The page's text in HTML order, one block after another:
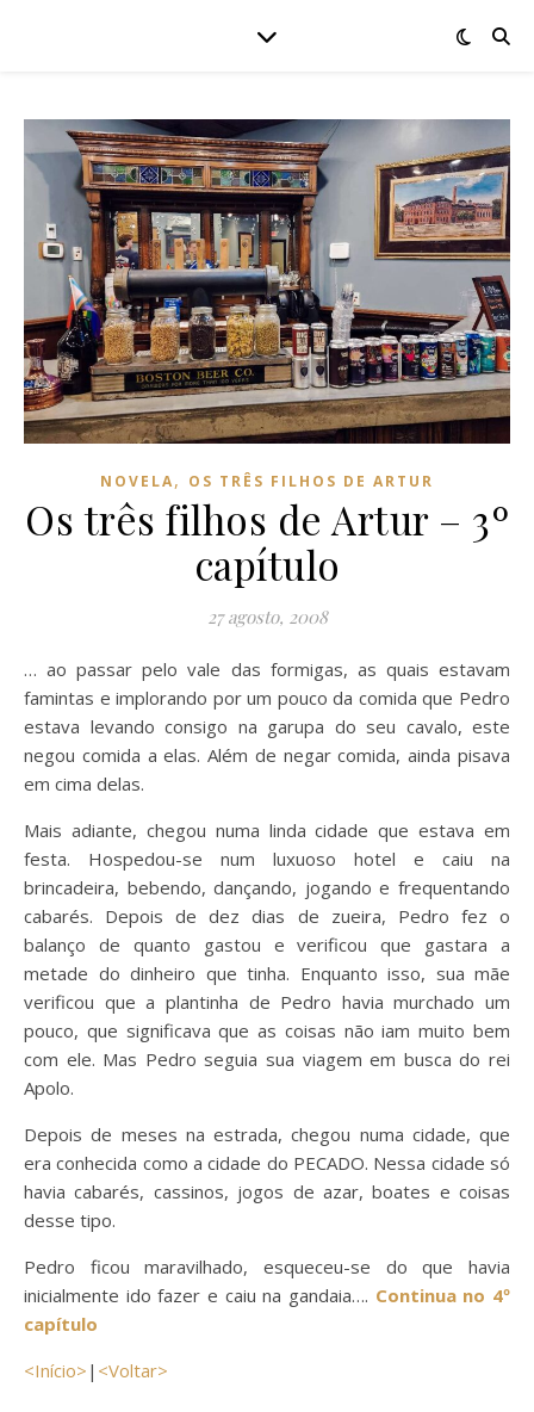
NOVELA, OS TRÊS FILHOS DE ARTUR
Os três filhos de Artur – 3º
capítulo
27 agosto, 2008
… ao passar pelo vale das formigas, as quais estavam
famintas e implorando por um pouco da comida que Pedro
estava levando consigo na garupa do seu cavalo, este
negou comida a elas. Além de negar comida, ainda pisava
em cima delas.
Mais adiante, chegou numa linda cidade que estava em
festa. Hospedou-se num luxuoso hotel e caiu na
brincadeira, bebendo, dançando, jogando e frequentando
cabarés. Depois de dez dias de zueira, Pedro fez o
balanço de quanto gastou e verificou que gastara a
metade do dinheiro que tinha. Enquanto isso, sua mãe
verificou que a plantinha de Pedro havia murchado um
pouco, que significava que as coisas não iam muito bem
com ele. Mas Pedro seguia sua viagem em busca do rei
Apolo.
Depois de meses na estrada, chegou numa cidade, que
era conhecida como a cidade do PECADO. Nessa cidade só
havia cabarés, cassinos, jogos de azar, boates e coisas
desse tipo.
Pedro ficou maravilhado, esqueceu-se do que havia
inicialmente ido fazer e caiu na gandaia…. Continua no 4º
capítulo
<Início> | <Voltar>